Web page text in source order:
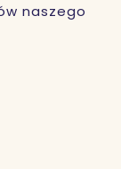
naszego